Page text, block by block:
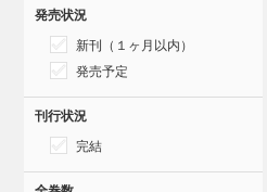
発売状況
新刊（１ヶ月以内）
発売予定
刊行状況
完結